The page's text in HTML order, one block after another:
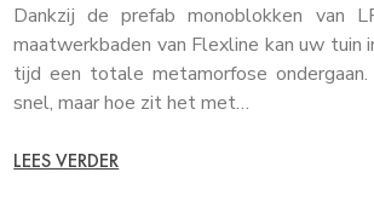
Dankzij de prefab monoblokken van
maatwerkbaden van Flexline kan uw tuin
tijd een totale metamorfose
snel, maar hoe zit het met…
LEES VERDER